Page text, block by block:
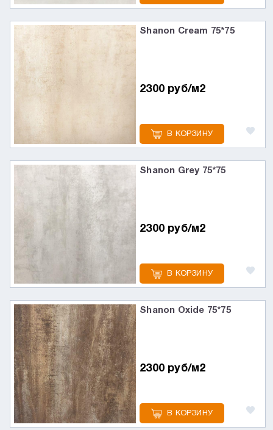
Shanon Cream 75*75
2300 руб/м2
В КОРЗИНУ
Shanon Grey 75*75
2300 руб/м2
В КОРЗИНУ
Shanon Oxide 75*75
2300 руб/м2
В КОРЗИНУ